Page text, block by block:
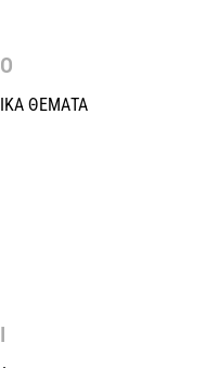
ΘΕΜΑΤΑ